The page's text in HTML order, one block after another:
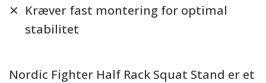
Nordic Fighter Half Rack Squat Stand er et
Kræver fast montering for optimal
stabilitet